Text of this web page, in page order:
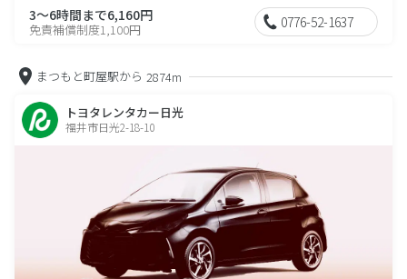
3～6時間まで6,160円
免責補償制度1,100円 0776-52-1637
まつもと町屋駅から 2874m
トヨタレンタカー日光
福井市日光2-18-10